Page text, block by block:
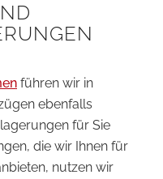
führen wir in
ebenfalls
für Sie
die wir Ihnen für
nutzen wir